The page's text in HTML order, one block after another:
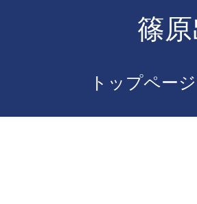
篠
トップページ